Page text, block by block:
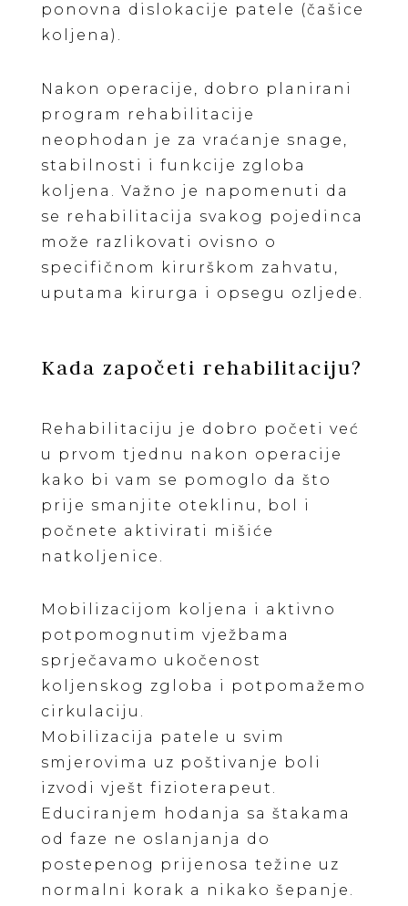
ponovna dislokacije patele (čašice
koljena).
Nakon operacije, dobro planirani
program rehabilitacije
neophodan je za vraćanje snage,
stabilnosti i funkcije zgloba
koljena. Važno je napomenuti da
se rehabilitacija svakog pojedinca
može razlikovati ovisno o
specifičnom kirurškom zahvatu,
uputama kirurga i opsegu ozljede.
Kada započeti rehabilitaciju?
Rehabilitaciju je dobro početi već
u prvom tjednu nakon operacije
kako bi vam se pomoglo da što
prije smanjite oteklinu, bol i
počnete aktivirati mišiće
natkoljenice.
Mobilizacijom koljena i aktivno
potpomognutim vježbama
sprječavamo ukočenost
koljenskog zgloba i potpomažemo
cirkulaciju.
Mobilizacija patele u svim
smjerovima uz poštivanje boli
izvodi vješt fizioterapeut.
Educiranjem hodanja sa štakama
od faze ne oslanjanja do
postepenog prijenosa težine uz
normalni korak a nikako šepanje.